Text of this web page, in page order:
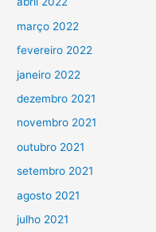
março 2022
fevereiro 2022
janeiro 2022
dezembro 2021
novembro 2021
outubro 2021
setembro 2021
agosto 2021
julho 2021